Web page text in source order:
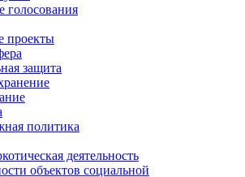
голосования
проекты
защита
политика
деятельность
объектов социальной